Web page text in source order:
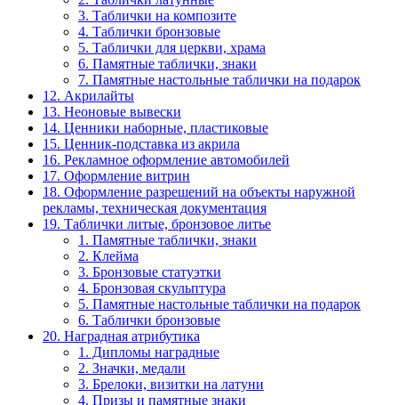
3. Таблички на композите
4. Таблички бронзовые
5. Таблички для церкви, храма
6. Памятные таблички, знаки
7. Памятные настольные таблички на подарок
12. Акрилайты
13. Неоновые вывески
14. Ценники наборные, пластиковые
15. Ценник-подставка из акрила
16. Рекламное оформление автомобилей
17. Оформление витрин
18. Оформление разрешений на объекты наружной
рекламы, техническая документация
19. Таблички литые, бронзовое литье
1. Памятные таблички, знаки
2. Клейма
3. Бронзовые статуэтки
4. Бронзовая скульптура
5. Памятные настольные таблички на подарок
6. Таблички бронзовые
20. Наградная атрибутика
1. Дипломы наградные
2. Значки, медали
3. Брелоки, визитки на латуни
4. Призы и памятные знаки